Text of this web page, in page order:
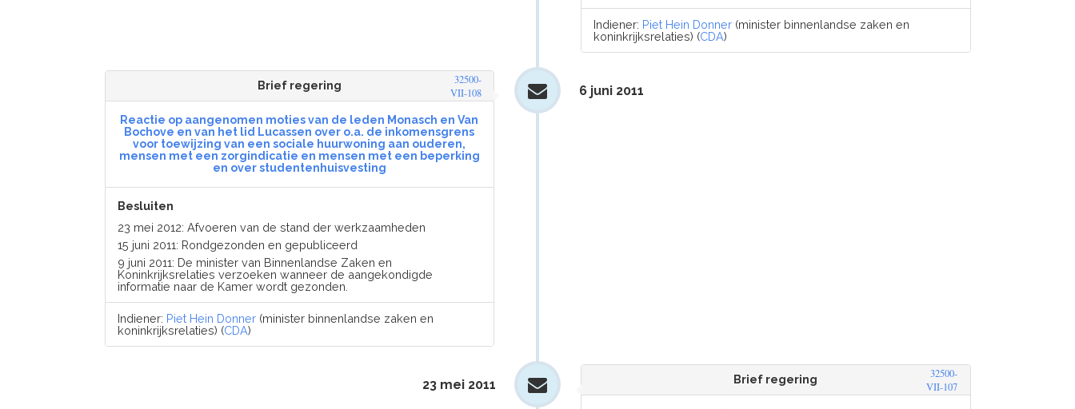
Indiener: Piet Hein Donner (minister binnenlandse zaken en
koninkrijksrelaties) (CDA)
Brief regering
32500-
VII-108
Reactie op aangenomen moties van de leden Monasch en Van
Bochove en van het lid Lucassen over o.a. de inkomensgrens
voor toewijzing van een sociale huurwoning aan ouderen,
mensen met een zorgindicatie en mensen met een beperking
en over studentenhuisvesting
Besluiten
23 mei 2012: Afvoeren van de stand der werkzaamheden
15 juni 2011: Rondgezonden en gepubliceerd
9 juni 2011: De minister van Binnenlandse Zaken en
Koninkrijksrelaties verzoeken wanneer de aangekondigde
informatie naar de Kamer wordt gezonden.
Indiener: Piet Hein Donner(minister binnenlandse zaken en
koninkrijksrelaties) (CDA)
6 juni 2011
Brief regering
32500-
VII-107
23 mei 2011